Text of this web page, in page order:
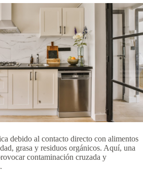
debido al contacto directo con alimentos
grasa y residuos orgánicos. Aquí, una
contaminación cruzada y